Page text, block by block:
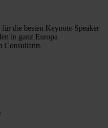
die besten Keynote-Speaker
in ganz Europa
Consultants